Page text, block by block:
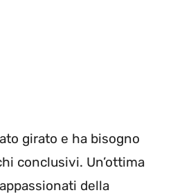
girato e ha bisogno
conclusivi. Un’ottima
della